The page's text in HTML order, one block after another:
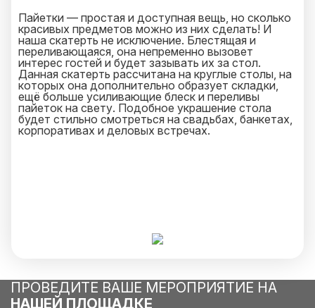
Пайетки — простая и доступная вещь, но сколько
красивых предметов можно из них сделать! И
наша скатерть не исключение. Блестящая и
переливающаяся, она непременно вызовет
интерес гостей и будет зазывать их за стол.
Данная скатерть рассчитана на круглые столы, на
которых она дополнительно образует складки,
ещё больше усиливающие блеск и переливы
пайеток на свету. Подобное украшение стола
будет стильно смотреться на свадьбах, банкетах,
корпоративах и деловых встречах.
ПРОВЕДИТЕ ВАШЕ МЕРОПРИЯТИЕ НА
НАШЕЙ ПЛОЩАДКЕ